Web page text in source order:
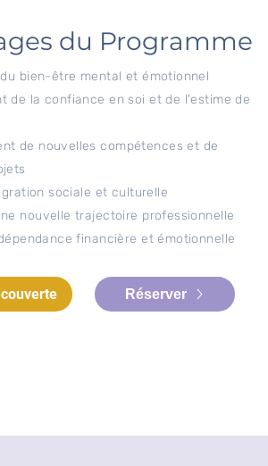
du Programme
bien-être mental et émotionnel
de la confiance en soi et de l'estime de
de nouvelles compétences et de
sociale et culturelle
nouvelle trajectoire professionnelle
financière et émotionnelle
Réserver